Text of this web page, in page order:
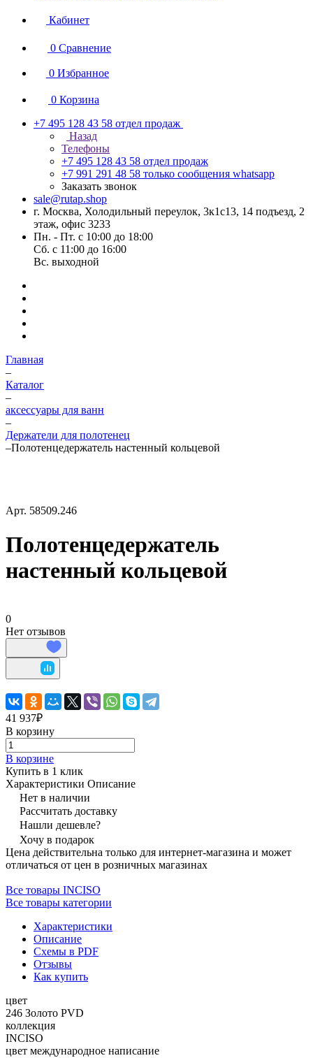
Кабинет
0 Сравнение
0 Избранное
0 Корзина
+7 495 128 43 58 отдел продаж
Назад
Телефоны
+7 495 128 43 58 отдел продаж
+7 991 291 48 58 только сообщения whatsapp
Заказать звонок
sale@rutap.shop
г. Москва, Холодильный переулок, 3к1с13, 14 подъезд, 2
этаж, офис 3233
Пн. - Пт. с 10:00 до 18:00
Сб. с 11:00 до 16:00
Вс. выходной
Главная
–
Каталог
–
аксессуары для ванн
–
Держатели для полотенец
–Полотенцедержатель настенный кольцевой
Арт. 58509.246
Полотенцедержатель
настенный кольцевой
0
Нет отзывов
41 937₽
В корзину
В корзине
Купить в 1 клик
Характеристики Описание
Нет в наличии
Рассчитать доставку
Нашли дешевле?
Хочу в подарок
Цена действительна только для интернет-магазина и может
отличаться от цен в розничных магазинах
Все товары INCISO
Все товары категории
Характеристики
Описание
Схемы в PDF
Отзывы
Как купить
цвет
246 Золото PVD
коллекция
INCISO
цвет международное написание